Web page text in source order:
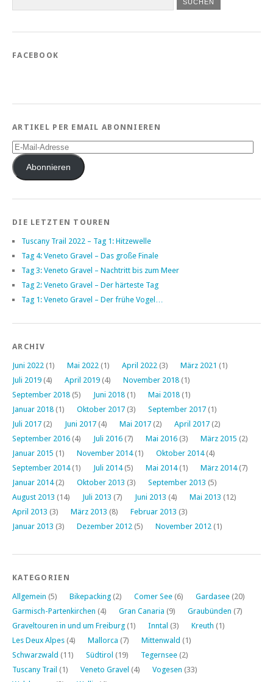
FACEBOOK
ARTIKEL PER EMAIL ABONNIEREN
E-
Mail-
AdresseAbonnieren
DIE LETZTEN TOUREN
Tuscany Trail 2022 – Tag 1: Hitzewelle
Tag 4: Veneto Gravel – Das große Finale
Tag 3: Veneto Gravel – Nachtritt bis zum Meer
Tag 2: Veneto Gravel – Der härteste Tag
Tag 1: Veneto Gravel – Der frühe Vogel…
ARCHIV
Juni 2022 (1) Mai 2022 (1) April 2022 (3) März 2021 (1)
Juli 2019 (4) April 2019 (4) November 2018 (1)
September 2018 (5) Juni 2018 (1) Mai 2018 (1)
Januar 2018 (1) Oktober 2017 (3) September 2017 (1)
Juli 2017 (2) Juni 2017 (4) Mai 2017 (2) April 2017 (2)
September 2016 (4) Juli 2016 (7) Mai 2016 (3) März 2015 (2)
Januar 2015 (1) November 2014(1) Oktober 2014(4)
September 2014(1) Juli 2014(5) Mai 2014(1) März 2014(7)
Januar 2014(2) Oktober 2013 (3) September 2013 (5)
August 2013 (14) Juli 2013 (7) Juni 2013 (4) Mai 2013 (12)
April 2013 (3) März 2013 (8) Februar 2013 (3)
Januar 2013 (3) Dezember 2012 (5) November 2012 (1)
KATEGORIEN
Allgemein (5) Bikepacking (2) Comer See (6) Gardasee (20)
Garmisch-Partenkirchen (4) Gran Canaria (9) Graubünden (7)
Graveltouren in und um Freiburg (1) Inntal (3) Kreuth (1)
Les Deux Alpes (4) Mallorca (7) Mittenwald (1)
Schwarzwald (11) Südtirol (19) Tegernsee (2)
Tuscany Trail (1) Veneto Gravel (4) Vogesen (33)